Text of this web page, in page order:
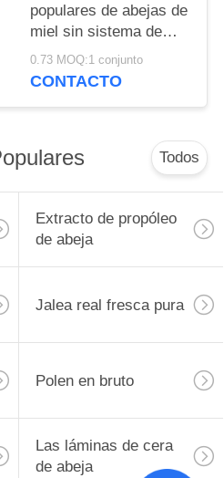
populares de abejas de
miel sin sistema de
crianza de reinas de
injerto
0.73 MOQ:1 conjunto
CONTACTO
Todos
Extracto de propóleo
de abeja
Jalea real fresca pura
Polen en bruto
Las láminas de cera
de abeja